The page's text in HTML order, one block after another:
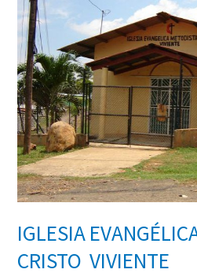
IGLESIA
CRISTO VIVIENTE
METODISTA
EL
CRISTO
VIVIENTE